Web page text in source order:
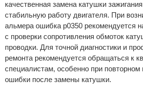
качественная замена катушки
стабильную работу двигателя. При
альмера ошибка p0350 рекомендуется
с проверки сопротивления обмоток
проводки. Для точной диагностики и
ремонта рекомендуется обращаться к
специалистам, особенно при повторном
ошибки после замены катушки.